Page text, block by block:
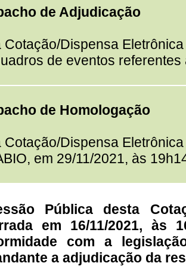
de Adjudicação
Cotação/Dispensa
de eventos referentes
de Homologação
Cotação/Dispensa
em 29/11/2021, às
Pública desta
em 16/11/2021, às
com a
a adjudicação da